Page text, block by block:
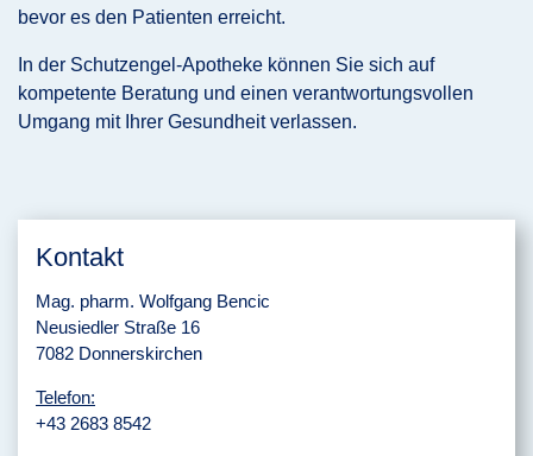
bevor es den Patienten erreicht.
In der Schutzengel-Apotheke können Sie sich auf
kompetente Beratung und einen verantwortungsvollen
Umgang mit Ihrer Gesundheit verlassen.
Kontakt
Mag. pharm. Wolfgang Bencic
Neusiedler Straße 16
7082 Donnerskirchen
Telefon:
+43 2683 8542